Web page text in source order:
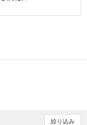
絞り込み